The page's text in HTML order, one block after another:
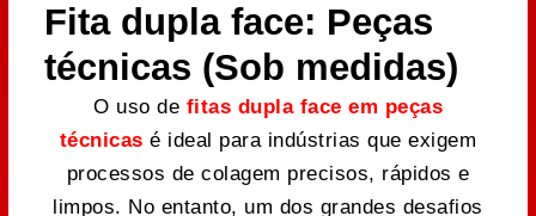
Fita dupla face: Peças
técnicas (Sob medidas)
O uso de fitas dupla face em peças
técnicas é ideal para indústrias que exigem
processos de colagem precisos, rápidos e
limpos. No entanto, um dos grandes desafios